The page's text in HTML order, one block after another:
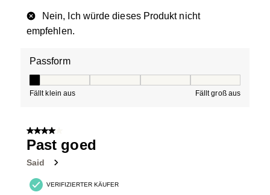
Nein, Ich würde dieses Produkt nicht
empfehlen.
Passform
Fällt klein aus Fällt groß aus
4 von 5 Sternen.
Past goed
Said
VERIFIZIERTER KÄUFER